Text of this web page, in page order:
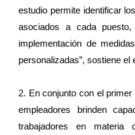
estudio permite identificar
asociados a cada
implementación de
personalizadas”, sostiene el
2. En conjunto con el
empleadores brinden
trabajadores en materia